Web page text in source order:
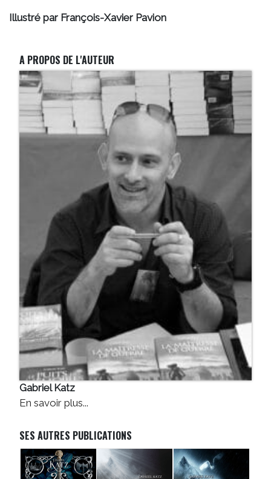
Illustré par François-Xavier Pavion
A PROPOS DE L'AUTEUR
Gabriel Katz
En savoir plus...
SES AUTRES PUBLICATIONS